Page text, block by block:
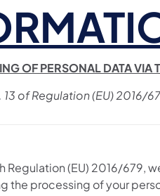
OF PERSONAL DATA
13 of Regulation (EU) 2016/
Regulation (EU) 2016/679,
the processing of your